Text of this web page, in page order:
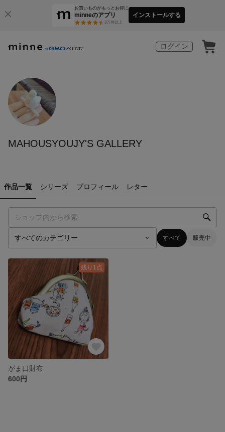
お買いものがもっとお得に
minneのアプリ
3万件以上
インストールする
ログイン
MAHOUSYOUJY'S GALLERY
作品一覧 シリーズ プロフィール レター
すべて 販売中
残り1点
がま口財布
600円